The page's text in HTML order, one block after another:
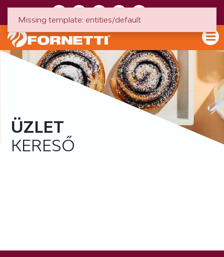
ÜZLET
KERESŐ
Missing template: entities/default